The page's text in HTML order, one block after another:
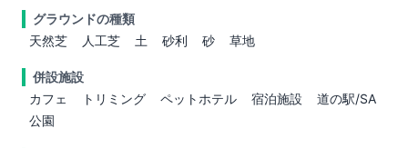
グラウンドの種類
天然芝
人工芝 土 砂利 砂 草地
併設施設
カフェ
トリミング ペットホテル 宿泊施設
道の駅/SA
公園